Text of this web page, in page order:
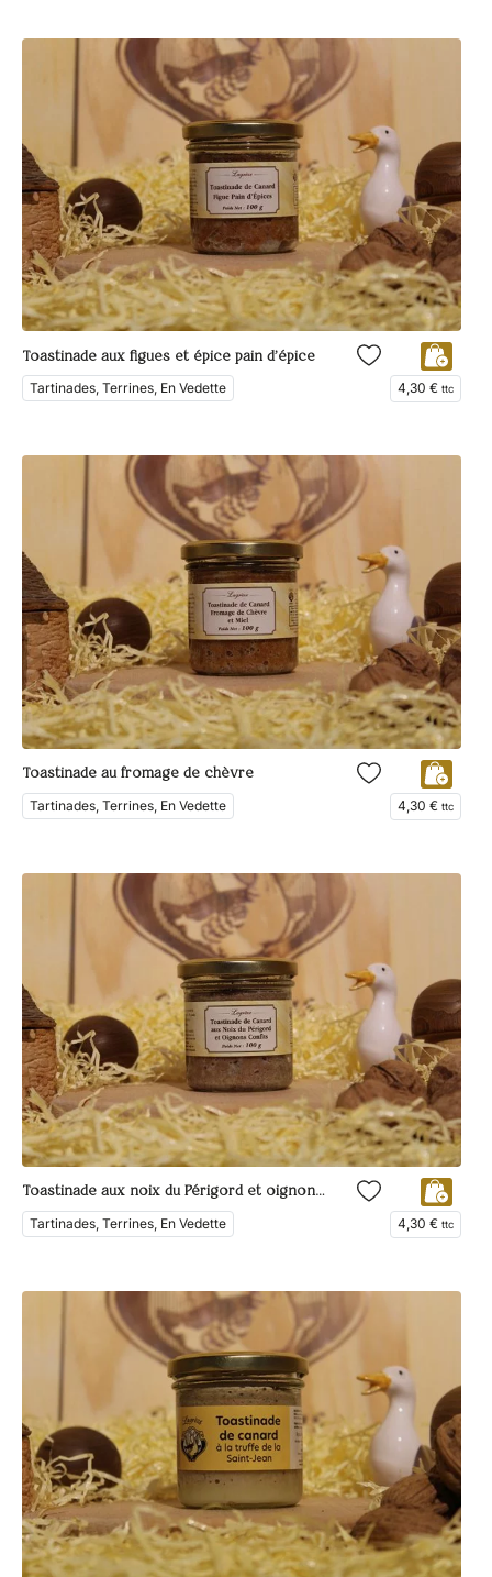
Toastinade aux figues et épice pain d’épice
Tartinades, Terrines, En Vedette 4,30 € ttc
Toastinade au fromage de chèvre
Tartinades, Terrines, En Vedette 4,30 € ttc
Toastinade aux noix du Périgord et oignons confits
Tartinades, Terrines, En Vedette 4,30 € ttc